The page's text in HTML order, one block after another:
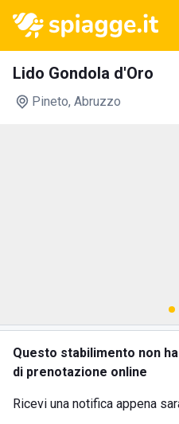
Lido Gondola d'Oro
Pineto, Abruzzo
Questo stabilimento non
di prenotazione online
Ricevi una notifica appena